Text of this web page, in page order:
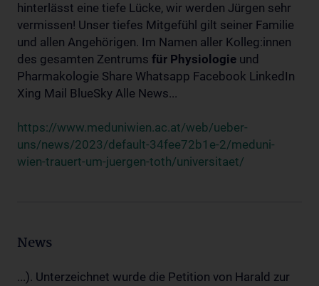
hinterlässt eine tiefe Lücke, wir werden Jürgen sehr
vermissen! Unser tiefes Mitgefühl gilt seiner Familie
und allen Angehörigen. Im Namen aller Kolleg:innen
des gesamten Zentrums für Physiologie und
Pharmakologie Share Whatsapp Facebook LinkedIn
Xing Mail BlueSky Alle News...
https://www.meduniwien.ac.at/web/ueber-
uns/news/2023/default-34fee72b1e-2/meduni-
wien-trauert-um-juergen-toth/universitaet/
News
...). Unterzeichnet wurde die Petition von Harald zur